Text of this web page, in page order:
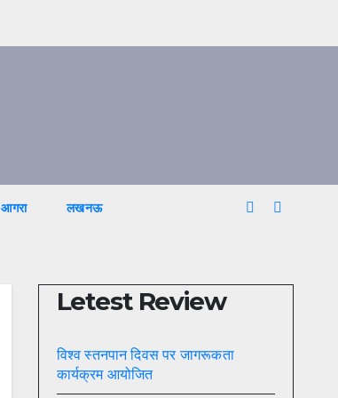
आगरा लखनऊ
Letest Review
विश्व स्तनपान दिवस पर जागरूकता
कार्यक्रम आयोजित